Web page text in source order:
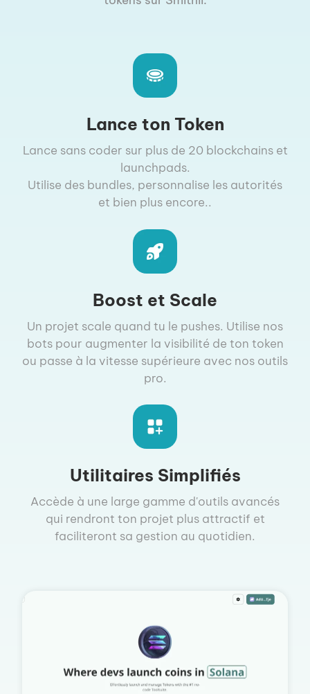
Lance ton Token
Lance sans coder sur plus de 20 blockchains et
launchpads.
Utilise des bundles, personnalise les autorités
et bien plus encore..
Boost et Scale
Un projet scale quand tu le pushes. Utilise nos
bots pour augmenter la visibilité de ton token
ou passe à la vitesse supérieure avec nos outils
pro.
Utilitaires Simplifiés
Accède à une large gamme d'outils avancés
qui rendront ton projet plus attractif et
faciliteront sa gestion au quotidien.